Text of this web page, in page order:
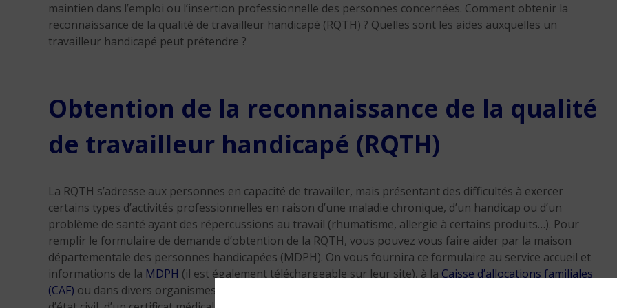
maintien dans l’emploi ou l’insertion professionnelle des personnes concernées. Comment obtenir la
reconnaissance de la qualité de travailleur handicapé (RQTH) ? Quelles sont les aides auxquelles un
travailleur handicapé peut prétendre ?
Obtention de la reconnaissance de la qualité
de travailleur handicapé (RQTH)
La RQTH s’adresse aux personnes en capacité de travailler, mais présentant des difficultés à exercer
certains types d’activités professionnelles en raison d’une maladie chronique, d’un handicap ou d’un
problème de santé ayant des répercussions au travail (rhumatisme, allergie à certains produits…). Pour
remplir le formulaire de demande d’obtention de la RQTH, vous pouvez vous faire aider par la maison
départementale des personnes handicapées (MDPH). On vous fournira ce formulaire au service accueil et
informations de la MDPH (il est également téléchargeable sur leur site), à la Caisse d’allocations familiales
(CAF) ou dans divers organismes sociaux… Pour compléter votre dossier, vous aurez besoin d’une fiche
des candidats
10 min. de lecture